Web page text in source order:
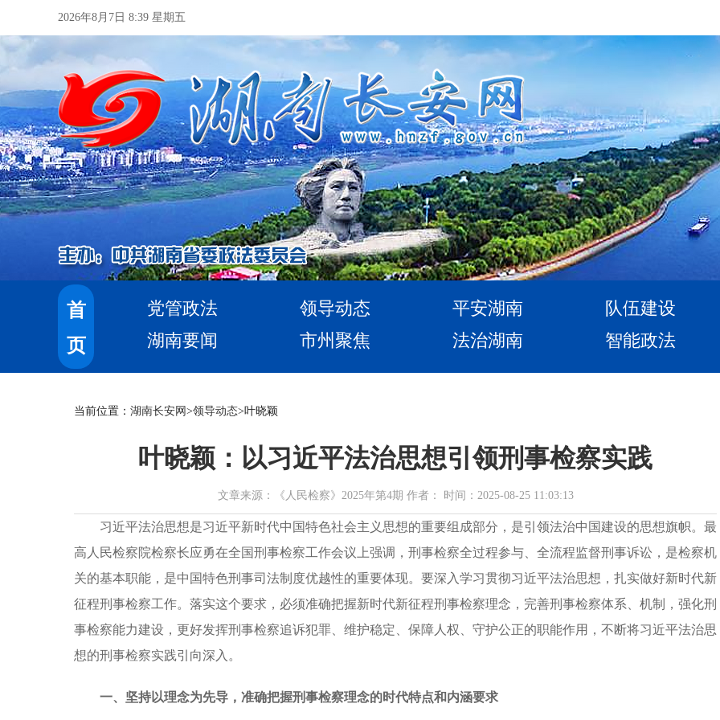
2026年8月7日 8:39 星期五
首
页
党管政法 领导动态 平安湖南
队伍建设
湖南要闻
市州聚焦 法治湖南 智能政法
当前位置： 湖南长安网 >领导动态>叶晓颖
叶晓颖：以习近平法治思想引领刑事检察实践
文章来源：《人民检察》2025年第4期 作者： 时间：2025-08-25 11:03:13
习近平法治思想是习近平新时代中国特色社会主义思想的重要组成部分，是引领法治中国建设的思想旗帜。最
高人民检察院检察长应勇在全国刑事检察工作会议上强调，刑事检察全过程参与、全流程监督刑事诉讼，是检察机
关的基本职能，是中国特色刑事司法制度优越性的重要体现。要深入学习贯彻习近平法治思想，扎实做好新时代新
征程刑事检察工作。落实这个要求，必须准确把握新时代新征程刑事检察理念，完善刑事检察体系、机制，强化刑
事检察能力建设，更好发挥刑事检察追诉犯罪、维护稳定、保障人权、守护公正的职能作用，不断将习近平法治思
想的刑事检察实践引向深入。
一、坚持以理念为先导，准确把握刑事检察理念的时代特点和内涵要求